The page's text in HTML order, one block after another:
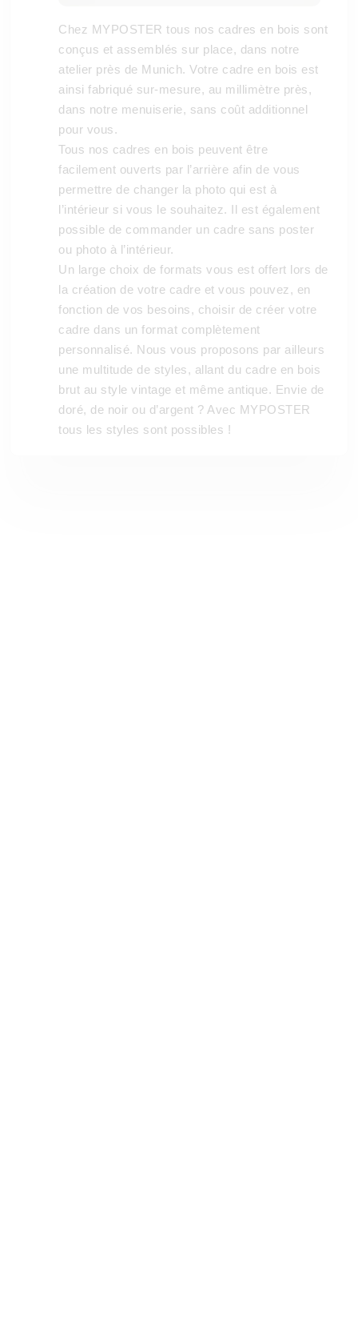
Chez MYPOSTER tous nos cadres en bois sont
conçus et assemblés sur place, dans notre
atelier près de Munich. Votre cadre en bois est
ainsi fabriqué sur-mesure, au millimètre près,
dans notre menuiserie, sans coût additionnel
pour vous.
Tous nos cadres en bois peuvent être
facilement ouverts par l’arrière afin de vous
permettre de changer la photo qui est à
l’intérieur si vous le souhaitez. Il est également
possible de commander un cadre sans poster
ou photo à l’intérieur.
Un large choix de formats vous est offert lors de
la création de votre cadre et vous pouvez, en
fonction de vos besoins, choisir de créer votre
cadre dans un format complètement
personnalisé. Nous vous proposons par ailleurs
une multitude de styles, allant du cadre en bois
brut au style vintage et même antique. Envie de
doré, de noir ou d’argent ? Avec MYPOSTER
tous les styles sont possibles !